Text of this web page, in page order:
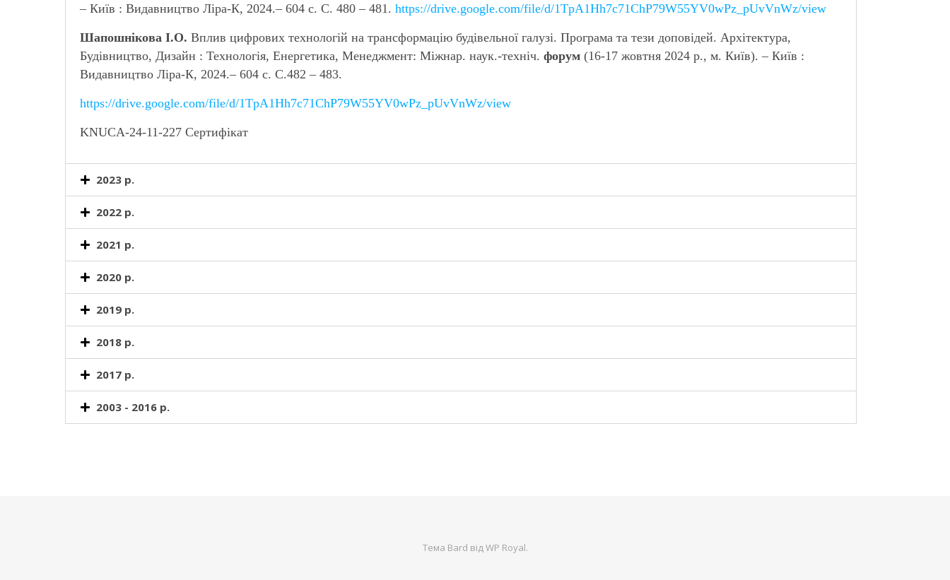
– Київ : Видавництво Ліра-К, 2024.– 604 с. С. 480 – 481. https://drive.google.com/file/d/1TpA1Hh7c71ChP79W55YV0wPz_pUvVnWz/view
Шапошнікова І.О. Вплив цифрових технологій на трансформацію будівельної галузі. Програма та тези доповідей. Архітектура,
Будівництво, Дизайн : Технологія, Енергетика, Менеджмент: Міжнар. наук.-техніч. форум (16-17 жовтня 2024 р., м. Київ). – Київ :
Видавництво Ліра-К, 2024.– 604 с. С.482 – 483.
https://drive.google.com/file/d/1TpA1Hh7c71ChP79W55YV0wPz_pUvVnWz/view
KNUCA-24-11-227 Сертифікат
2023 р.
2022 р.
2021 р.
2020 р.
2019 р.
2018 р.
2017 р.
2003 - 2016 р.
Тема Bard відWP Royal.